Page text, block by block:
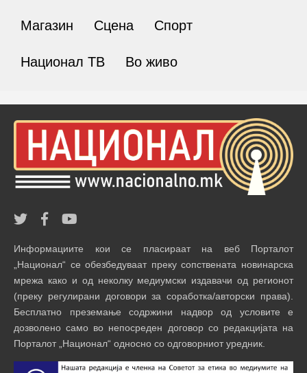
Магазин Сцена Спорт
Национал ТВ Во живо
Информациите кои се пласираат на веб Порталот
„Национал“ се обезбедуваат преку сопствената новинарска
мрежа како и од неколку медиумски издавачи од регионот
(преку регулирани договори за соработка/авторски права).
Бесплатно преземање содржини надвор од условите е
дозволено само во непосреден договор со редакцијата на
Порталот „Национал“ односно со одговорниот уредник.